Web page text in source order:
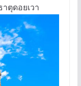
ตุดอยเวา